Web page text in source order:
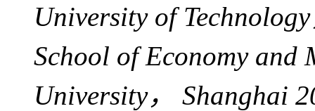
University of
School of Economy and
University， Shanghai